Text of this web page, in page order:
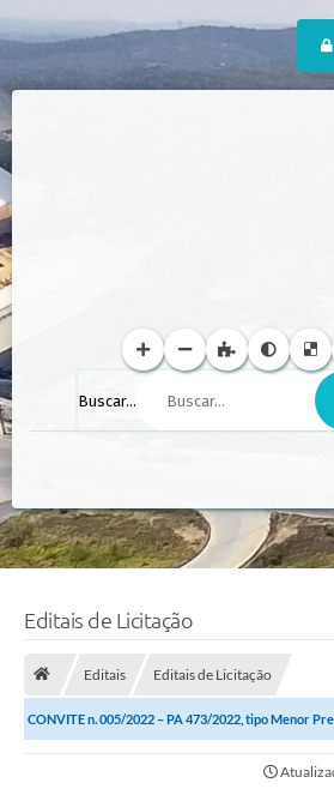
Buscar...
Editais de Licitação
Editais Editais de Licitação
CONVITE n. 005/2022 – PA 473/2022, tipo Menor
SERVIÇOS TÉCNICOS DE ENGENHARIA PARA...